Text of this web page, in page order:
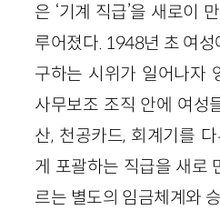
은 ‘기계 직급’을 새로이
루어졌다. 1948년 초 여
구하는 시위가 일어나자
사무보조 조직 안에 여성
산, 천공카드, 회계기를
게 포괄하는 직급을 새로
르는 별도의 임금체계와